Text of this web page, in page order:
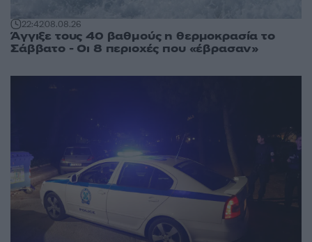
22:4208.08.26
Άγγιξε τους 40 βαθμούς η θερμοκρασία το
Σάββατο - Οι 8 περιοχές που «έβρασαν»